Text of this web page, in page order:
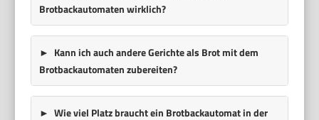
Brotbackautomaten wirklich?
Kann ich auch andere Gerichte als Brot mit dem
Brotbackautomaten zubereiten?
Wie viel Platz braucht ein Brotbackautomat in der